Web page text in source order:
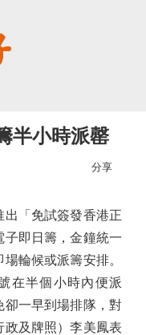
半小時派罄
分享
「免試簽發香港正
即日籌，金鐘統一
輪候或派籌安排。
在半個小時內便派
卻一早到場排隊，對
政及牌照）李美鳳表